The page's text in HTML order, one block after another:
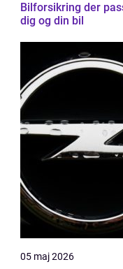
Bilforsikring der
dig og din bil
05 maj 2026